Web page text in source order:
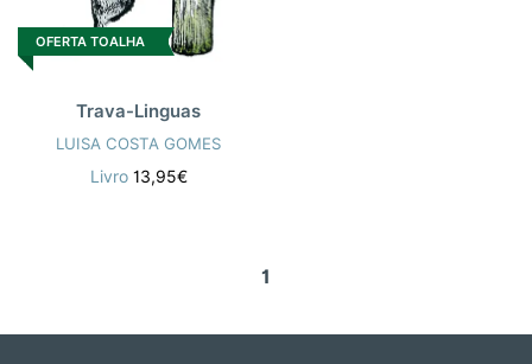
OFERTA TOALHA
Trava-Linguas
LUISA COSTA GOMES
Livro 13,95€
1